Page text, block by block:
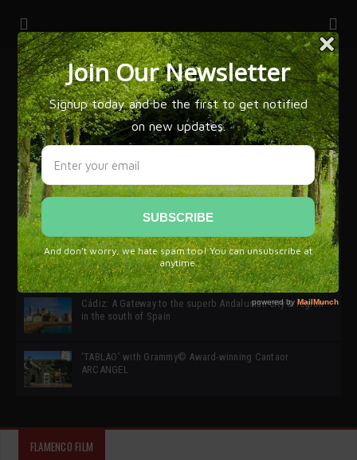
32ª edición de Ciutat Flamenco 2026 * 16 – 25 Octubre,
SIMOF 30 Edition 2025 * ‘We are all SIMOF’
Cádiz: A Gateway to the superb Andalusian city & region
in the south of Spain
‘TABLAO’ with Grammy© Award-winning Cantaor
ARCANGEL
FLAMENCO FILM